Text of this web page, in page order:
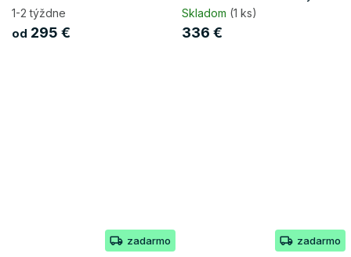
1-2 týždne
od 295 €
priestorom - béžová
Skladom (1 ks)
336 €
zadarmo
zadarmo